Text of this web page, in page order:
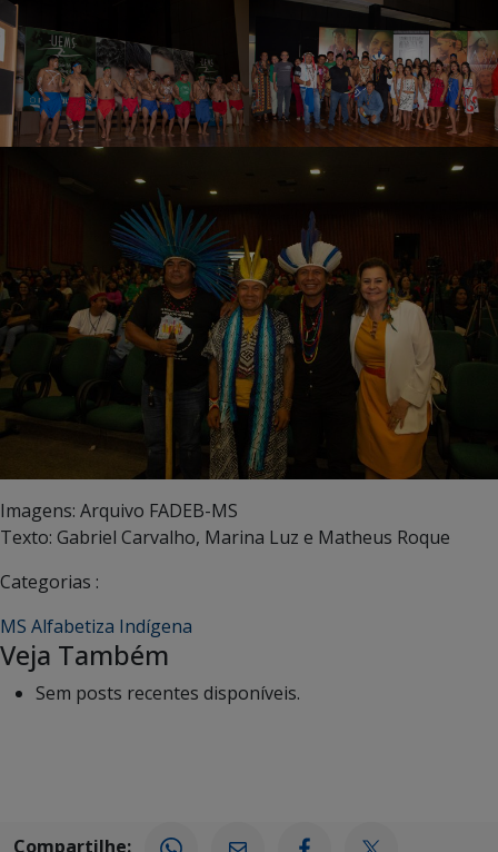
Imagens: Arquivo FADEB-MS
Texto: Gabriel Carvalho, Marina Luz e Matheus Roque
Categorias :
MS Alfabetiza Indígena
Veja Também
Sem posts recentes disponíveis.
Compartilhe: